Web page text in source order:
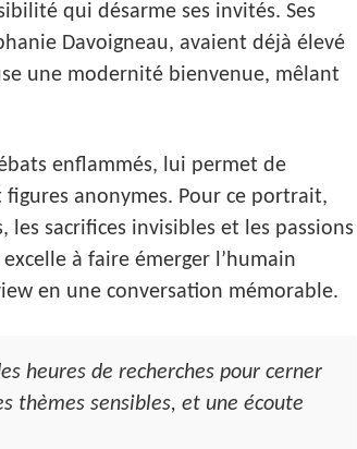
qui désarme ses invités. Ses
Davoigneau, avaient déjà élevé
une modernité bienvenue, mêlant
enflammés, lui permet de
anonymes. Pour ce portrait,
les sacrifices invisibles et les passions
à faire émerger l’humain
en une conversation mémorable.
heures de recherches pour cerner
thèmes sensibles, et une écoute